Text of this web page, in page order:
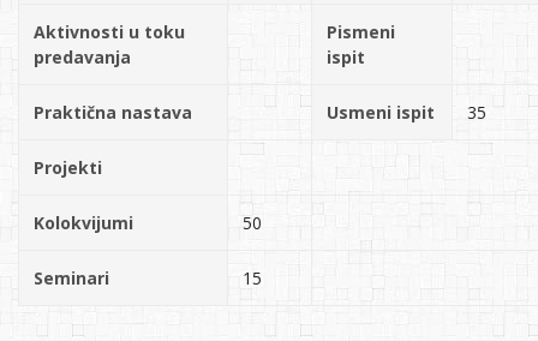
Aktivnosti u toku
predavanja
Pismeni
ispit
Praktična nastava Usmeni ispit 35
Projekti
Kolokvijumi 50
Seminari 15